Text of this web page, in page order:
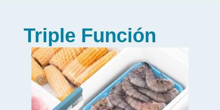
Triple Función